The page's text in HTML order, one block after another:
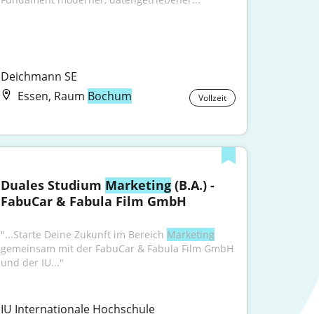
Deichmann SE
Essen, Raum Bochum Vollzeit
Duales Studium Marketing (B.A.) -
FabuCar & Fabula Film GmbH
"...Starte Deine Zukunft im Bereich Marketing
gemeinsam mit der FabuCar & Fabula Film GmbH
und der IU..."
IU Internationale Hochschule